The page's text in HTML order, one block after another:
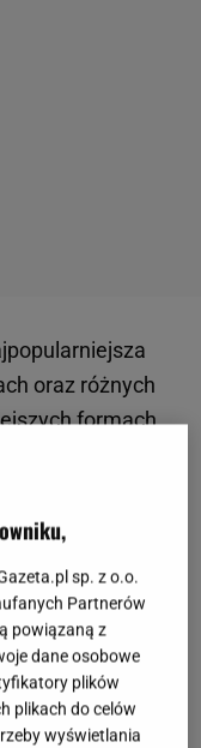
oraz różnych
formach,
do wyboru.
czekolada,
np.
Dlatego
domu. To
wersji wystarczą
sp. z o.o.
Partnerów
powiązaną z
dane osobowe
plików
plikach do celów
wyświetlania